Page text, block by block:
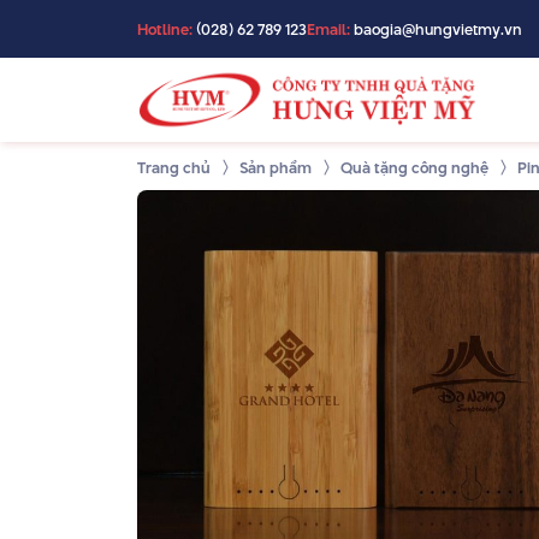
Hotline:(028) 62 789 123Email:baogia@hungvietmy.vn
Trang chủ Sản phẩm Quà tặng công nghệ